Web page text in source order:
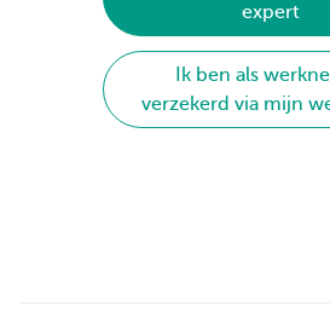
expert
Ik ben als
verzekerd via mijn